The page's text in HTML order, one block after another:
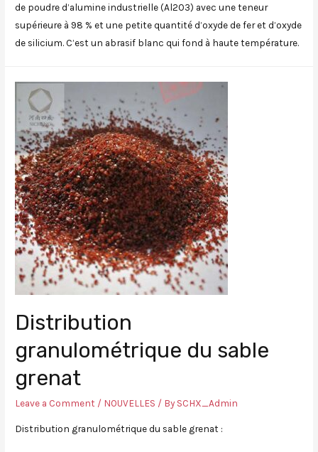
de poudre d’alumine industrielle (Al2O3) avec une teneur
supérieure à 98 % et une petite quantité d’oxyde de fer et d’oxyde
de silicium. C’est un abrasif blanc qui fond à haute température.
Distribution
granulométrique du sable
grenat
Leave a Comment / NOUVELLES / By SCHX_Admin
Distribution granulométrique du sable grenat :